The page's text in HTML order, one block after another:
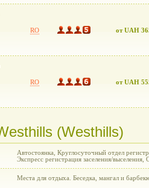
RO от UAH
RO от UAH
(Westhills)
Автостоянка, Круглосуточный отдел
Экспресс регистрация заселения/выселения,
Места для отдыха. Беседка, мангал и